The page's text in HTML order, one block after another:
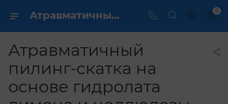
Атравматичный пилинг-скатка на основе гидролата лимона и целлюлозы Skin Polish Сell renew Tetе Cosmeceutical 75 мл купить по выгодной цене в интернет магазине 0
Атравматичный
пилинг-скатка на
основе гидролата